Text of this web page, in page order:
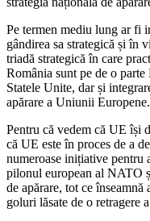
Pe termen mediu lung ar fi
gândirea sa strategică și în
triadă strategică în care
România sunt pe de o
Statele Unite, dar și
apărare a Uniunii Europene.
Pentru că vedem că UE își
că UE este în proces de a
numeroase inițiative pentru
pilonul european al NATO
de apărare, tot ce înseamnă
goluri lăsate de o retragere